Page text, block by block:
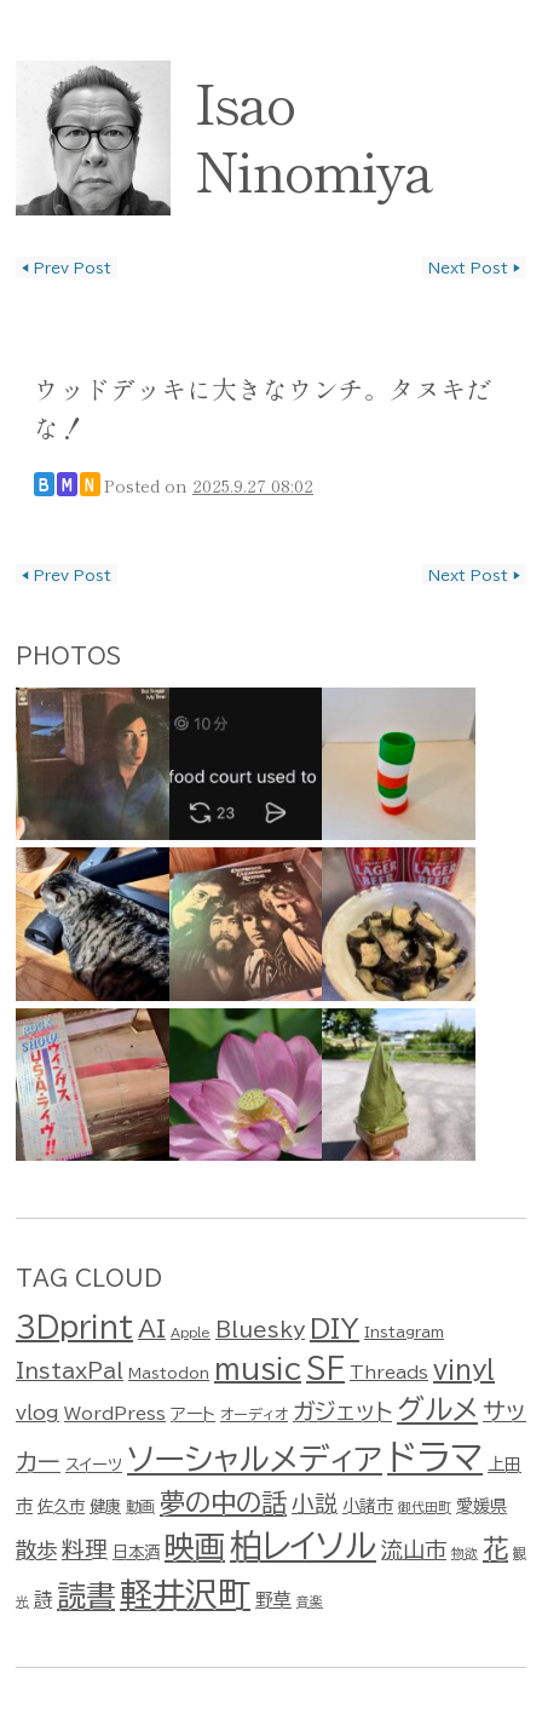
Isao
Ninomiya
◀ Prev Post Next Post ▶
ウッドデッキに大きなウンチ。タヌキだ
な！
B M N Posted on 2025.9.27 08:02
◀ Prev Post Next Post ▶
PHOTOS
TAG CLOUD
3Dprint AI Apple Bluesky DIY Instagram
InstaxPal Mastodon music SF Threads vinyl
vlog WordPress アート オーディオ ガジェット グルメ サッ
カー スイーツ ソーシャルメディア ドラマ 上田
市 佐久市 健康 動画 夢の中の話 小説 小諸市 御代田町 愛媛県
散歩 料理 日本酒 映画 柏レイソル 流山市 物欲 花 観
光 詩 読書軽井沢町 野草 音楽